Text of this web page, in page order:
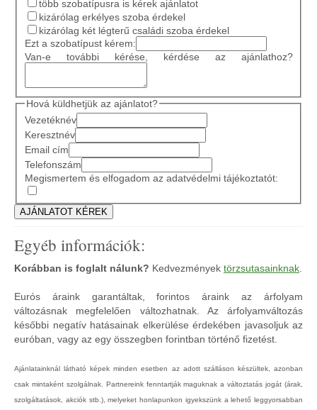
több szobatípusra is kérek ajánlatot
kizárólag erkélyes szoba érdekel
kizárólag két légterű családi szoba érdekel
Ezt a szobatípust kérem:
Van-e további kérése, kérdése az ajánlathoz?
Hová küldhetjük az ajánlatot?
Vezetéknév
Keresztnév
Email cím
Telefonszám
Megismertem és elfogadom az adatvédelmi tájékoztatót:
Egyéb információk:
Korábban is foglalt nálunk? Kedvezmények törzsutasainknak.
Eurós áraink garantáltak, forintos áraink az árfolyam
változásnak megfelelően változhatnak. Az árfolyamváltozás
későbbi negatív hatásainak elkerülése érdekében javasoljuk az
euróban, vagy az egy összegben forintban történő fizetést.
Ajánlatainknál látható képek minden esetben az adott szálláson készültek, azonban
csak mintaként szolgálnak. Partnereink fenntartják maguknak a változtatás jogát (árak,
szolgáltatások, akciók stb.), melyeket honlapunkon igyekszünk a lehető leggyorsabban